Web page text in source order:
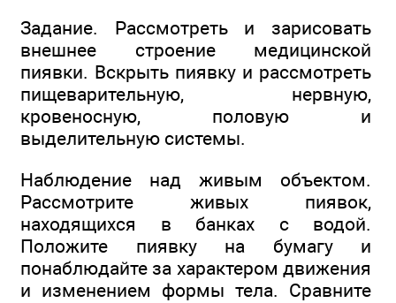
Задание. Рассмотреть и зарисовать
внешнее строение медицинской
пиявки. Вскрыть пиявку и рассмотреть
пищеварительную, нервную,
кровеносную, половую и
выделительную системы.
Наблюдение над живым объектом.
Рассмотрите живых пиявок,
находящихся в банках с водой.
Положите пиявку на бумагу и
понаблюдайте за характером движения
и изменением формы тела. Сравните